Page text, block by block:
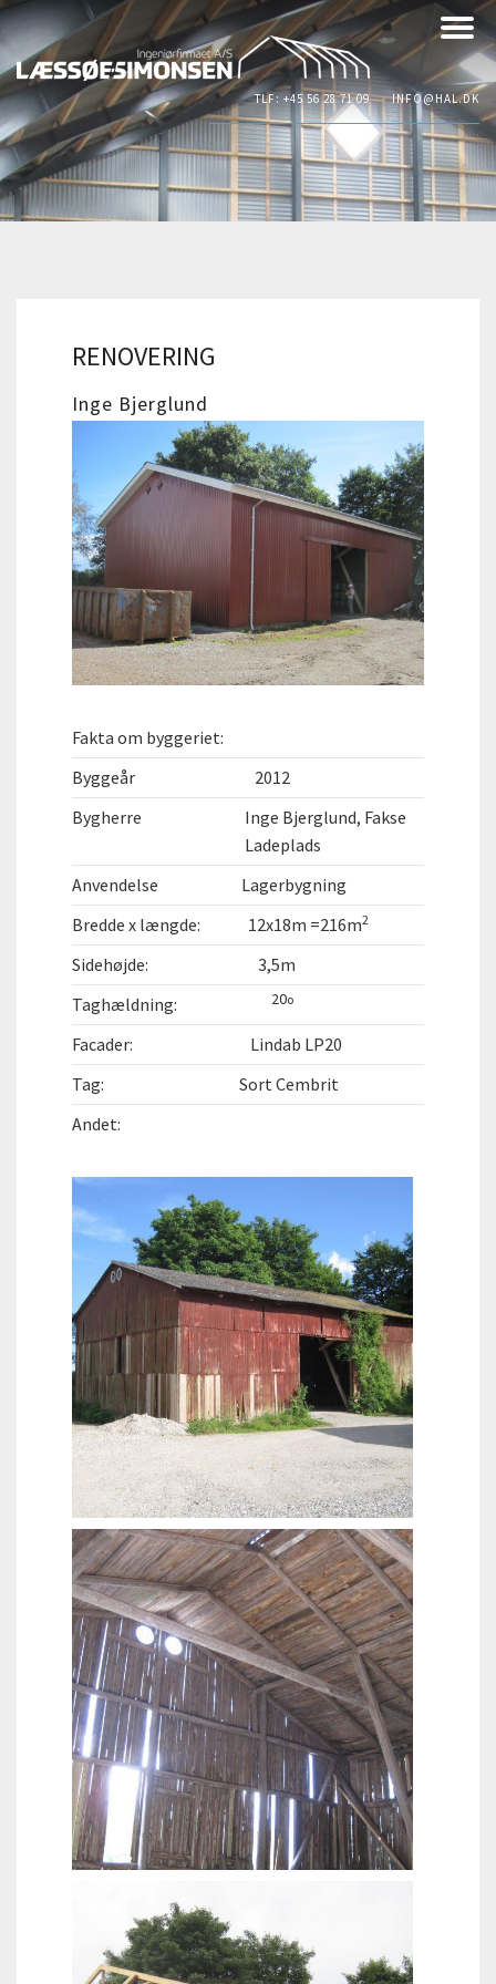
INFO@HAL.DK
TLF: +45 56 28 71 09
RENOVERING
Inge Bjerglund
Fakta om byggeriet:
Byggeår
2012
Bygherre
Inge Bjerglund, Fakse
Ladeplads
Anvendelse
Lagerbygning
Bredde x længde:
12x18m =216m2
Sidehøjde:
3,5m
Taghældning:
20o
Facader:
Lindab LP20
Tag:
Sort Cembrit
Andet: